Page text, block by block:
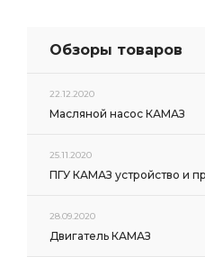
Обзоры товаров
22.12.2020
Масляной насос КАМАЗ
25.11.2020
ПГУ КАМАЗ устройство и
28.09.2020
Двигатель КАМАЗ